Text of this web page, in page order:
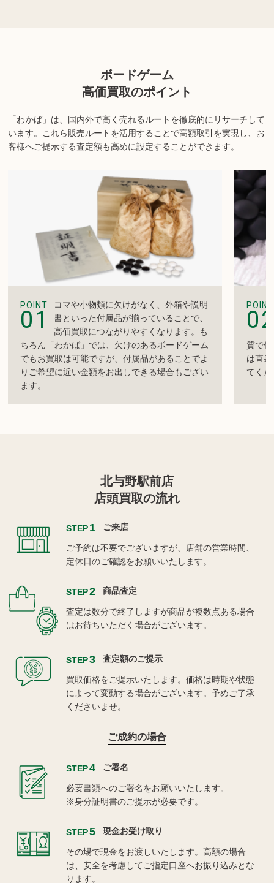
商品の状態や内容によっては、お買取できない場合がございま
す。詳しくは店舗までお問い合わせください。
ボードゲーム
高価買取のポイント
「わかば」は、国内外で高く売れるルートを徹底的にリサーチして
います。 これら販売ルートを活用することで高額取引を実現し、お
客様へご提示する査定額も高めに設定することができます。
POINT
01
コマや小物類に欠けがなく、外箱や説明
書といった付属品が揃っていることで、
高価買取につながりやすくなります。も
ちろん「わかば」では、欠けのあるボードゲーム
でもお買取は可能ですが、付属品があることでよ
りご希望に近い金額をお出しできる場合もござい
ます。
POINT
質で
は直
てく
北与野駅前店
店頭買取の流れ
STEP1 ご来店
ご予約は不要でございますが、店舗の営業時間、
定休日のご確認をお願いいたします。
STEP2 商品査定
査定は数分で終了しますが商品が複数点ある場合
はお待ちいただく場合がございます。
STEP3 査定額のご提示
買取価格をご提示いたします。価格は時期や状態
によって変動する場合がございます。予めご了承
くださいませ。
ご成約の場合
STEP4 ご署名
必要書類へのご署名をお願いいたします。
※身分証明書のご提示が必要です。
STEP5 現金お受け取り
その場で現金をお渡しいたします。高額の場合
は、安全を考慮してご指定口座へお振り込みとな
ります。